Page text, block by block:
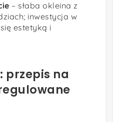
– słaba okleina z
inwestycja w
estetyką i
przepis na